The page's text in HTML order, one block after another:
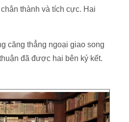
thành và tích cực. Hai
căng thẳng ngoại giao song
đã được hai bên ký kết.